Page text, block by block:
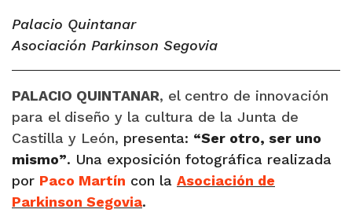
Palacio Quintanar
Asociación Parkinson Segovia
PALACIO QUINTANAR, el centro de innovación
para el diseño y la cultura de la Junta de
Castilla y León, presenta: “Ser otro, ser uno
mismo”. Una exposición fotográfica realizada
por Paco Martín con la Asociación de
Parkinson Segovia.